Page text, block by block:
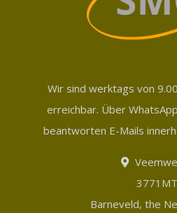
Wir sind werktags von
erreichbar. Über
beantworten E-Mails
3771MT
Barneveld, the